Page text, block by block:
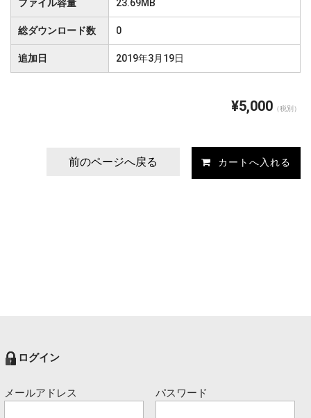
ファイル容量 23.69MB
総ダウンロード数 0
追加日 2019年3月19日
¥5,000 （税別）
前のページへ戻る
ログイン
メールアドレス パスワード